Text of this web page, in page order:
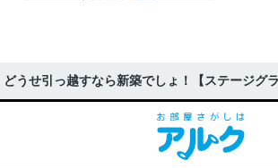
どうせ引っ越すなら新築でしょ！【ステージグ